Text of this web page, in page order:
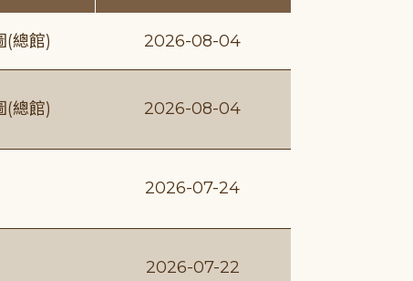
(總館) 2026-08-04
(總館) 2026-08-04
2026-07-24
2026-07-22